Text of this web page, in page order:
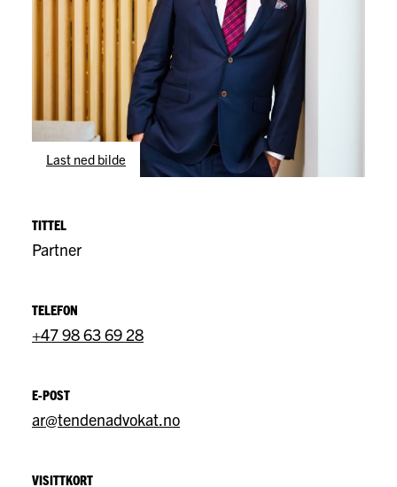
Last ned bilde
TITTEL
Partner
TELEFON
+47 98 63 69 28
E-POST
ar@tendenadvokat.no
VISITTKORT